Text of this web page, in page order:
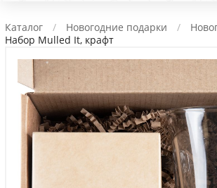
Деловые подарки
Съедобные подарки с
Каталог Новогодние подарки
Набор Mulled It, крафт